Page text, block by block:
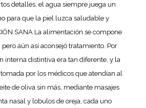
detalles, el agua siempre juega un
para que la piel luzca saludable y
SANA La alimentación se compone
aún así aconsejó tratamiento. Por
interna distintiva era tan diferente, y la
por los médicos que atendían al
de oliva sin más, mediante masajes
nasal y lobulos de oreja, cada uno